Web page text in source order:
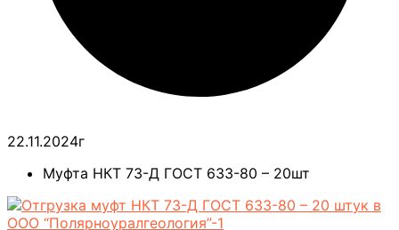
22.11.2024г
Муфта НКТ 73-Д ГОСТ 633-80 – 20шт